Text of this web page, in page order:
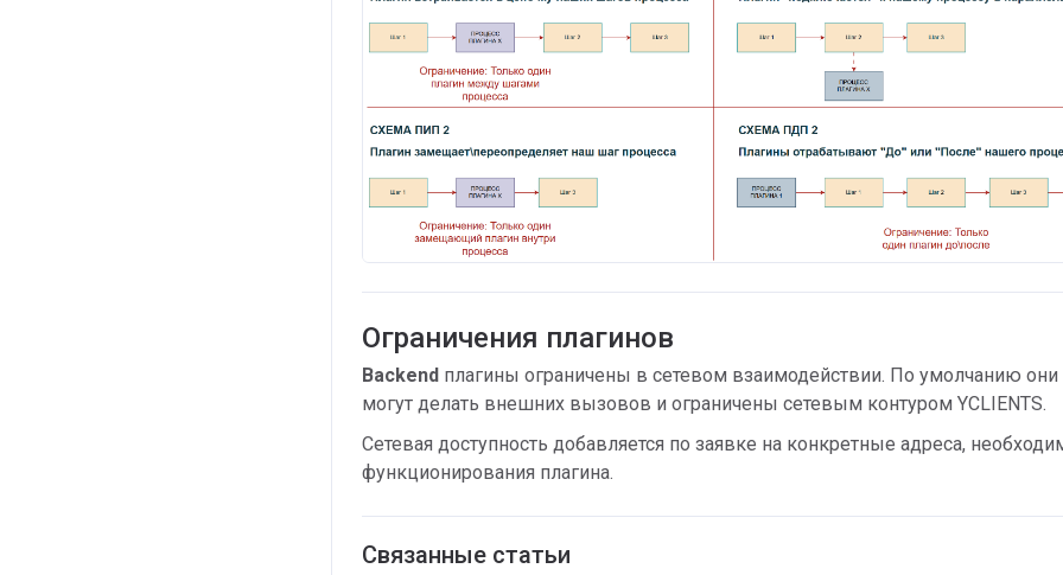
Ограничения плагинов
Backend плагины ограничены в сетевом взаимодействии. По умолчанию они
могут делать внешних вызовов и ограничены сетевым контуром YCLIENTS.
Сетевая доступность добавляется по заявке на конкретные адреса,
функционирования плагина.
Связанные статьи